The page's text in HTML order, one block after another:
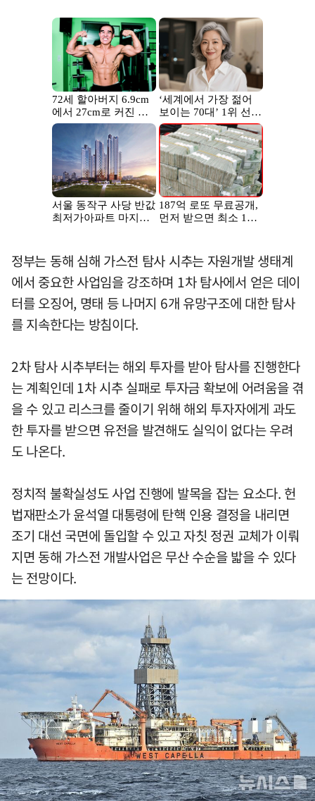
정부는 동해 심해 가스전 탐사 시추는 자원개발 생태계
에서 중요한 사업임을 강조하며 1차 탐사에서 얻은 데이
터를 오징어, 명태 등 나머지 6개 유망구조에 대한 탐사
를 지속한다는 방침이다.
2차 탐사 시추부터는 해외 투자를 받아 탐사를 진행한다
는 계획인데 1차 시추 실패로 투자금 확보에 어려움을 겪
을 수 있고 리스크를 줄이기 위해 해외 투자자에게 과도
한 투자를 받으면 유전을 발견해도 실익이 없다는 우려
도 나온다.
정치적 불확실성도 사업 진행에 발목을 잡는 요소다. 헌
법재판소가 윤석열 대통령에 탄핵 인용 결정을 내리면
조기 대선 국면에 돌입할 수 있고 자칫 정권 교체가 이뤄
지면 동해 가스전 개발사업은 무산 수순을 밟을 수 있다
는 전망이다.